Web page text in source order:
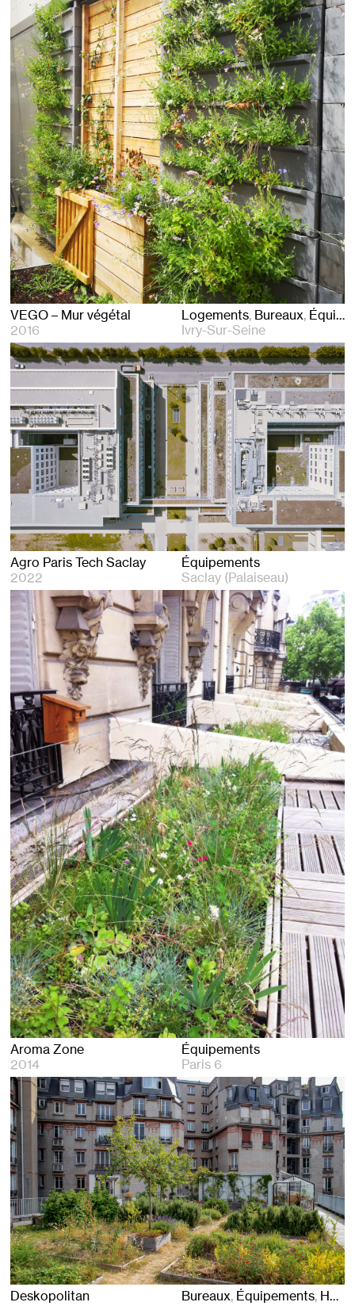
VEGO – Mur végétal
2016
Logements Bureaux Équipements
Ivry-Sur-Seine
Agro Paris Tech Saclay
2022
Équipements
Saclay (Palaiseau)
Aroma Zone
2014
Équipements
Paris 6
Deskopolitan
Bureaux Équipements Hôtels